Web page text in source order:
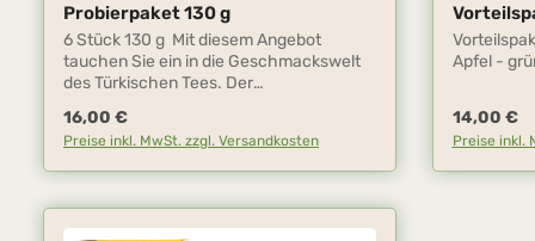
Produkt Anzahl: Gib den
Stk
Probierpaket 130 g
6 Stück 130 g Mit diesem Angebot
tauchen Sie ein in die Geschmackswelt
des Türkischen Tees. Der
Türkei nimmt aufgrund der stetig
steigenden Anzahl von Türkeiurlaubern
stetig zu. Der Tee, der fast jedem Gast
Willkommensgetränk angeboten wird,
erfreut sich nicht nur in Deutschland
Regulärer Preis:
16,00 €
Preise inkl. MwSt. zzgl. Versandkosten
Apfel -
Regulärer
14,00 €
Preise inkl.